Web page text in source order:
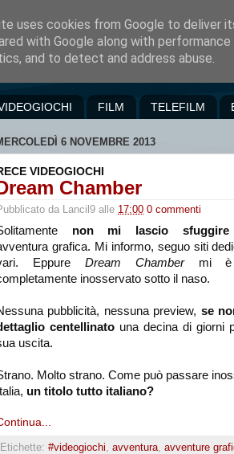
FILM TELEFILM
6 NOVEMBRE 2013
VIDEOGIOCHI
Chamber
da Lancil9 alle 17:00 0 commenti
non mi lascio sfuggire
grafica. Mi informo, seguo siti
Eppure Dream Chambermi è
inosservato sotto il naso.
pubblicità, nessuna preview, se
centellinato una decina di giorni
uscita.
Molto strano. Come può passare
Italia, un titolo tutto italiano?
Etichette: #videogiochi avventura avventure
uses cookies from Google to deliver
with Google along with
and to detect and address abuse.